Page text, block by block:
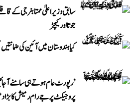
سابق وزیر اعلیٰ ممتا بنرجی کے
جوتا اور کیچڑ
کیا ہندوستان میں آئین کی
’رپورٹ عام ہوتے ہی سامنے آ
پروجیکٹ پر جے رام رمیش کا بڑا